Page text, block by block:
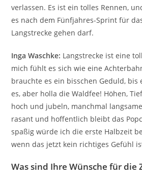
verlassen. Es ist ein tolles Rennen,
es nach dem Fünfjahres-Sprint für
Langstrecke gehen darf.
Inga Waschke: Langstrecke ist eine
mich fühlt es sich wie eine
brauchte es ein bisschen Geduld,
es, aber holla die Waldfee! Höhen,
hoch und jubeln, manchmal
rasant und hoffentlich bleibt das
spaßig würde ich die erste Halbzeit
wenn das jetzt kein richtiges Gefühl
Was sind Ihre Wünsche für die